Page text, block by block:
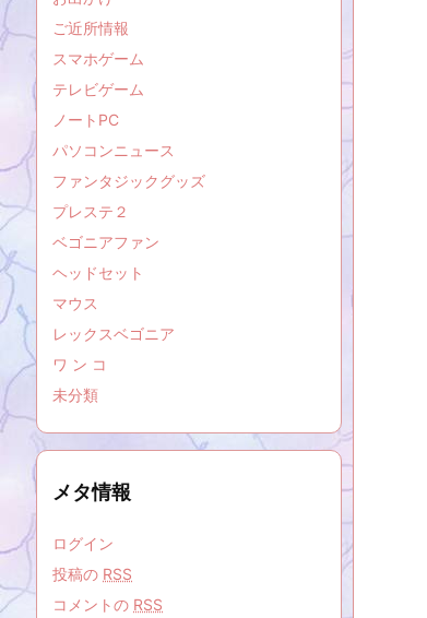
ご近所情報
スマホゲーム
テレビゲーム
ノートPC
パソコンニュース
ファンタジックグッズ
プレステ２
ベゴニアファン
ヘッドセット
マウス
レックスベゴニア
ワ ン コ
未分類
メタ情報
ログイン
投稿の RSS
コメントの RSS